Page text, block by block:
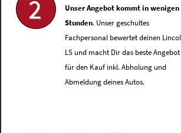
2
Unser Angebot kommt in wenigen
Stunden. Unser geschultes
Fachpersonal bewertet deinen
LS und macht Dir das beste Angebot
für den Kauf inkl. Abholung und
Abmeldung deines Autos.